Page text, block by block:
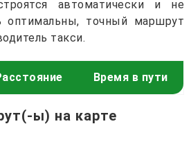
автоматически и не
оптимальны, точный маршрут
такси.
Время в пути
ы) на карте